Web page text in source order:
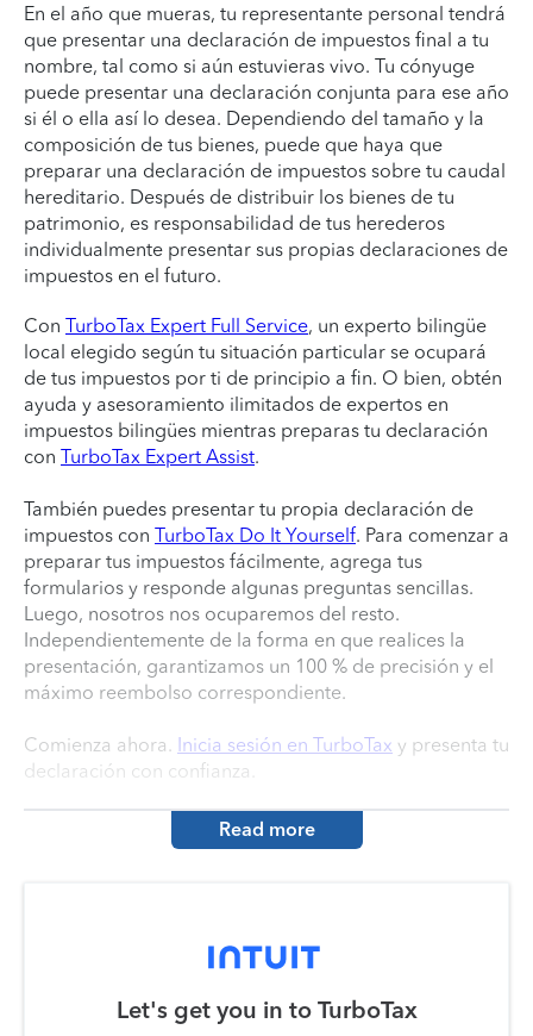
En el año que mueras, tu representante personal tendrá
que presentar una declaración de impuestos final a tu
nombre, tal como si aún estuvieras vivo. Tu cónyuge
puede presentar una declaración conjunta para ese año
si él o ella así lo desea. Dependiendo del tamaño y la
composición de tus bienes, puede que haya que
preparar una declaración de impuestos sobre tu caudal
hereditario. Después de distribuir los bienes de tu
patrimonio, es responsabilidad de tus herederos
individualmente presentar sus propias declaraciones de
impuestos en el futuro.
Con TurboTax Expert Full Service, un experto bilingüe
local elegido según tu situación particular se ocupará
de tus impuestos por ti de principio a fin. O bien, obtén
ayuda y asesoramiento ilimitados de expertos en
impuestos bilingües mientras preparas tu declaración
con TurboTax Expert Assist.
También puedes presentar tu propia declaración de
impuestos con TurboTax Do It Yourself. Para comenzar a
preparar tus impuestos fácilmente, agrega tus
formularios y responde algunas preguntas sencillas.
Luego, nosotros nos ocuparemos del resto.
Independientemente de la forma en que realices la
presentación, garantizamos un 100 % de precisión y el
máximo reembolso correspondiente.
Comienza ahora. Inicia sesión en TurboTax y presenta tu
declaración con confianza.
Read more
Let's get you in to TurboTax